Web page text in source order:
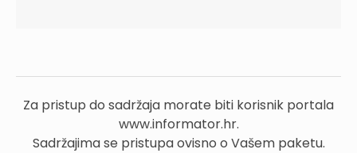
Za pristup do sadržaja morate biti korisnik portala
www.informator.hr.
Sadržajima se pristupa ovisno o Vašem paketu.